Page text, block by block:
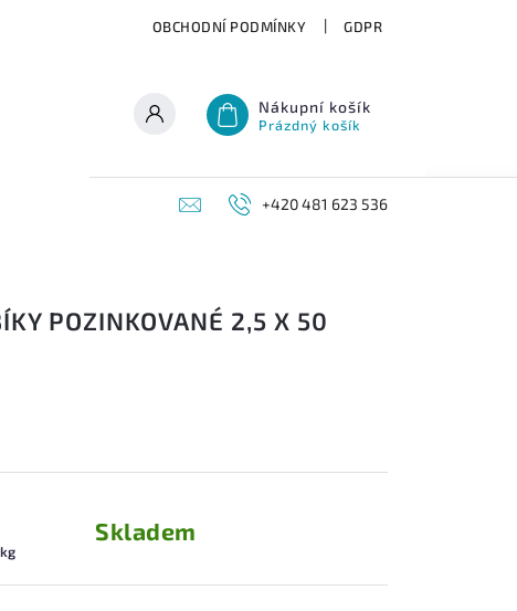
OBCHODNÍ PODMÍNKY GDPR
Nákupní košík
Prázdný košík
+420 481 623 536
POZINKOVANÉ 2,5 X 50
Skladem